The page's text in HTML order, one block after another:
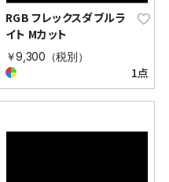
RGB フレックスダブルラ
イト Mカット
￥9,300（税別）
1点